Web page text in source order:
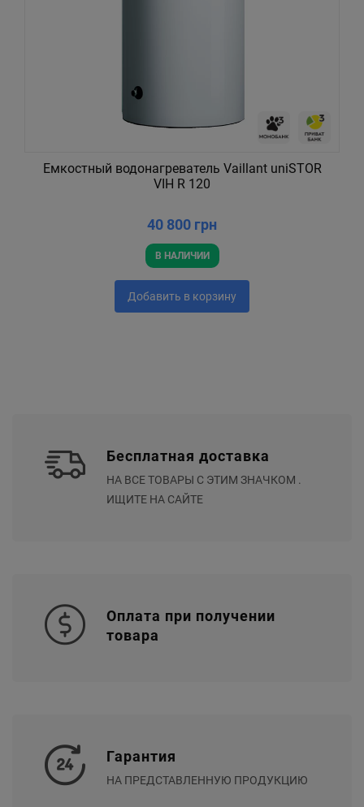
Емкостный водонагреватель Vaillant uniSTOR
VIH R 120
40 800 грн
В НАЛИЧИИ
Добавить в корзину
Бесплатная доставка
НА ВСЕ ТОВАРЫ С ЭТИМ ЗНАЧКОМ .
ИЩИТЕ НА САЙТЕ
Оплата при получении
товара
Гарантия
НА ПРЕДСТАВЛЕННУЮ ПРОДУКЦИЮ